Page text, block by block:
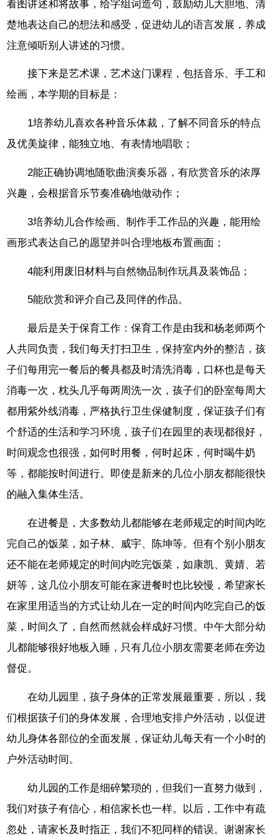
看图讲述和将故事，给字组词造句，鼓励幼儿大胆地、清
楚地表达自己的想法和感受，促进幼儿的语言发展，养成
注意倾听别人讲述的习惯。
接下来是艺术课，艺术这门课程，包括音乐、手工和
绘画，本学期的目标是：
1培养幼儿喜欢各种音乐体裁，了解不同音乐的特点
及优美旋律，能独立地、有表情地唱歌；
2能正确协调地随歌曲演奏乐器，有欣赏音乐的浓厚
兴趣，会根据音乐节奏准确地做动作；
3培养幼儿合作绘画、制作手工作品的兴趣，能用绘
画形式表达自己的愿望并叫合理地板布置画面；
4能利用废旧材料与自然物品制作玩具及装饰品；
5能欣赏和评介自己及同伴的作品。
最后是关于保育工作：保育工作是由我和杨老师两个
人共同负责，我们每天打扫卫生，保持室内外的整洁，孩
子们每用完一餐后的餐具都及时清洗消毒，口杯也是每天
消毒一次，枕头几乎每两周洗一次，孩子们的卧室每周大
都用紫外线消毒，严格执行卫生保健制度，保证孩子们有
个舒适的生活和学习环境，孩子们在园里的表现都很好，
时间观念也很强，如何时用餐，何时起床，何时喝牛奶
等，都能按时间进行。即使是新来的几位小朋友都能很快
的融入集体生活。
在进餐是，大多数幼儿都能够在老师规定的时间内吃
完自己的饭菜，如子林、威宇、陈坤等。但有个别小朋友
还不能在老师规定的时间内吃完饭菜，如康凯、黄婧、若
妍等，这几位小朋友可能在家进餐时也比较慢，希望家长
在家里用适当的方式让幼儿在一定的时间内吃完自己的饭
菜，时间久了，自然而然就会样成好习惯。中午大部分幼
儿都能够很好地板入睡，只有几位小朋友需要老师在旁边
督促。
在幼儿园里，孩子身体的正常发展最重要，所以，我
们根据孩子们的身体发展，合理地安排户外活动，以促进
幼儿身体各部位的全面发展，保证幼儿每天有一个小时的
户外活动时间。
幼儿园的工作是细碎繁琐的，但我们一直努力做到，
我们对孩子有信心，相信家长也一样。以后，工作中有疏
忽处，请家长及时指正，我们不犯同样的错误。谢谢家长